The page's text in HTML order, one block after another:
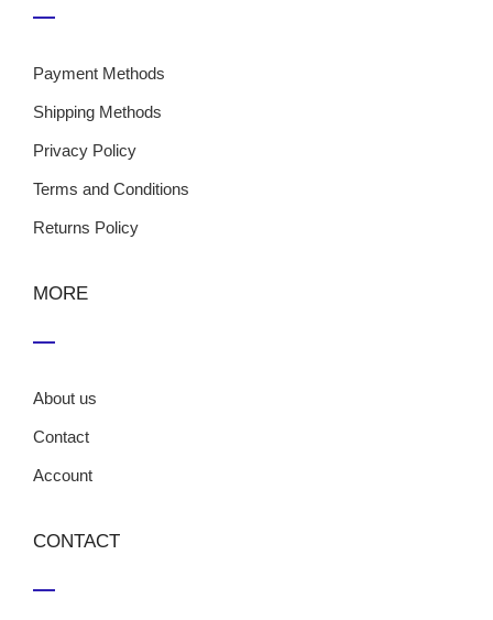
Payment Methods
Shipping Methods
Privacy Policy
Terms and Conditions
Returns Policy
MORE
About us
Contact
Account
CONTACT